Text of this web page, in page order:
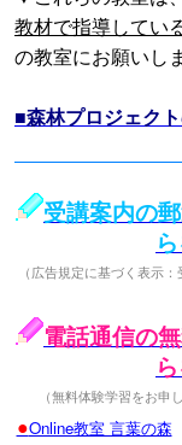
教材で指導してい
の教室にお願いし
■森林プロジェク
受講案内の
（広告規定に基づく表示
電話通信の
（無料体験学習をお申
●Online教室 言葉の森